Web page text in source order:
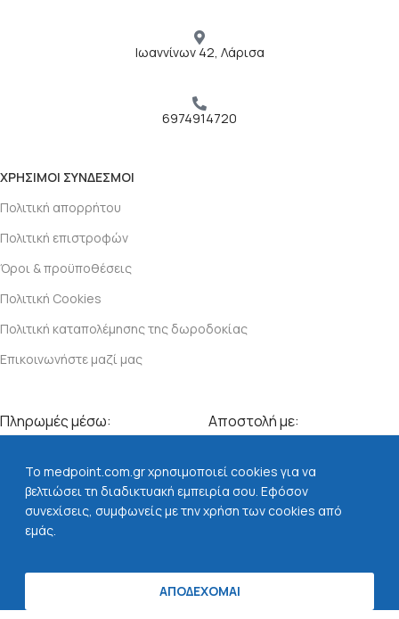
Ιωαννίνων 42, Λάρισα
6974914720
ΧΡΗΣΙΜΟΙ ΣΥΝΔΕΣΜΟΙ
Πολιτική απορρήτου
Πολιτική επιστροφών
Όροι & προϋποθέσεις
Πολιτική Cookies
Πολιτική καταπολέμησης της δωροδοκίας
Επικοινωνήστε μαζί μας
Πληρωμές μέσω: Αποστολή με:
Βρείτε μας στα social:
2023 Medpoint.com.gr - All rights reserved. Created
To medpoint.com.gr χρησιμοποιεί cookies για να
βελτιώσει τη διαδικτυακή εμπειρία σου. Εφόσον
συνεχίσεις, συμφωνείς με την χρήση των cookies από
εμάς.
ΑΠΟΔΕΧΟΜΑΙ